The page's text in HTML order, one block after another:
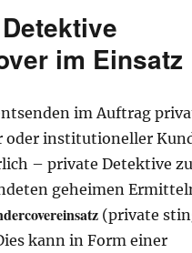
im Einsatz
im Auftrag
oder institutioneller
– private Detektive
geheimen
(private
kann in Form einer